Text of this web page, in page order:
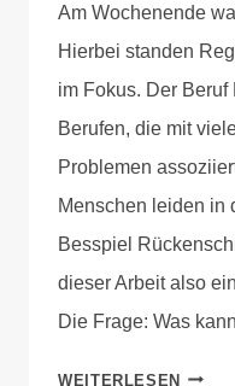
Krause
Am Wochenende
Hierbei standen
im Fokus. Der Beruf
Berufen, die mit
Problemen
Menschen leiden in
Besspiel
dieser Arbeit also
Die Frage: Was
WEITERLESEN